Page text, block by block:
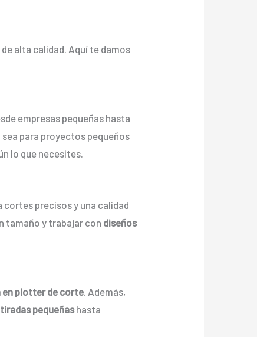
de alta calidad. Aquí te damos
empresas pequeñas hasta
para proyectos pequeños
lo que necesites.
cortes precisos y una calidad
tamaño y trabajar con diseños
en plotter de corte. Además,
tiradas pequeñashasta